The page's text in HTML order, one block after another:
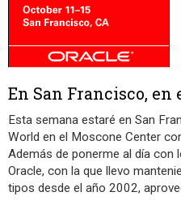
En San Francisco, en
Esta semana estaré en San
World en el Moscone Center
Además de ponerme al día con
Oracle, con la que llevo
tipos desde el año 2002,